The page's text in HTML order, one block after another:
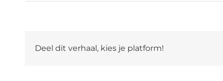
Deel dit verhaal, kies je platform!